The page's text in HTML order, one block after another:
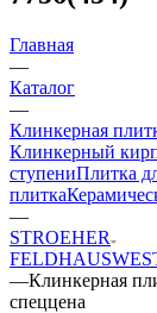
Главная
—
Каталог
—
Клинкерная
Клинкерный
ступениПлитка
плитка
—
STROEHER
FELDHAUS
—Клинкерная
спеццена